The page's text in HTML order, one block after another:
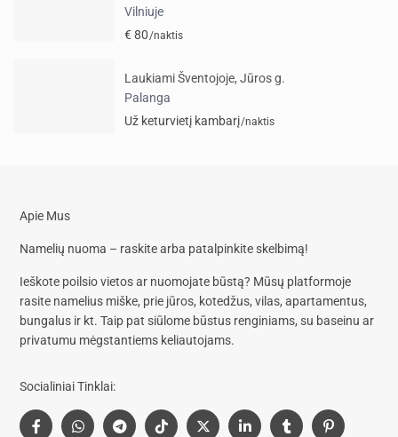
Vilniuje
€ 80/naktis
Laukiami Šventojoje, Jūros g.
Palanga
Už keturvietį kambarį/naktis
Apie Mus
Namelių nuoma – raskite arba patalpinkite skelbimą!
Ieškote poilsio vietos ar nuomojate būstą? Mūsų platformoje
rasite namelius miške, prie jūros, kotedžus, vilas, apartamentus,
bungalus ir kt. Taip pat siūlome būstus renginiams, su baseinu ar
privatumu mėgstantiems keliautojams.
Socialiniai Tinklai: